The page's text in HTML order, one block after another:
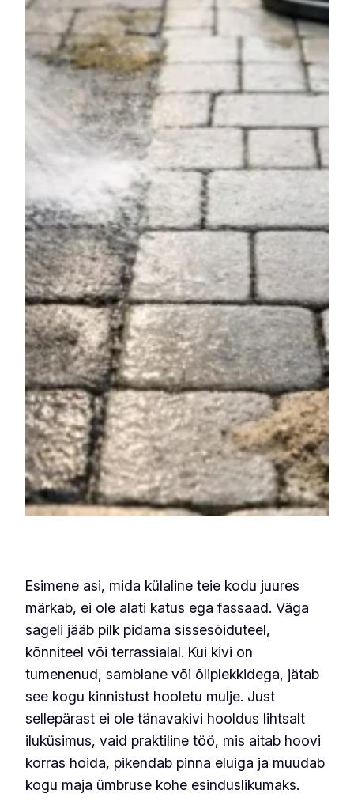
Esimene asi, mida külaline teie kodu juures
märkab, ei ole alati katus ega fassaad. Väga
sageli jääb pilk pidama sissesõiduteel,
kõnniteel või terrassialal. Kui kivi on
tumenenud, samblane või õliplekkidega, jätab
see kogu kinnistust hooletu mulje. Just
sellepärast ei ole tänavakivi hooldus lihtsalt
iluküsimus, vaid praktiline töö, mis aitab hoovi
korras hoida, pikendab pinna eluiga ja muudab
kogu maja ümbruse kohe esinduslikumaks.